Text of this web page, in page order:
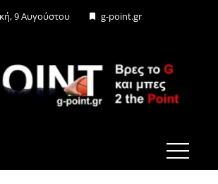
9 Αυγούστου g-point.gr